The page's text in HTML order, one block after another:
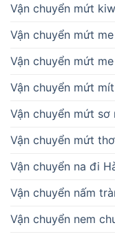
Vận chuyển mứt
Vận chuyển mứt
Vận chuyển mứt
Vận chuyển mứt
Vận chuyển mứt
Vận chuyển mứt
Vận chuyển na đi
Vận chuyển nấm
Vận chuyển nem